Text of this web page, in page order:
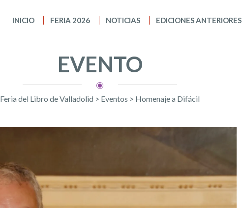
INICIO FERIA 2026 NOTICIAS EDICIONES ANTERIORES
EVENTO
Feria del Libro de Valladolid > Eventos > Homenaje a Difácil